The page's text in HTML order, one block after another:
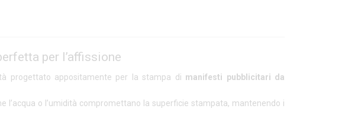
per l’affissione
progettato appositamente per la stampa di manifesti pubblicitari da
l’acqua o l’umidità compromettano la superficie stampata, mantenendo i